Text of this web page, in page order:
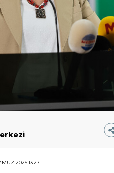
2025 13:27